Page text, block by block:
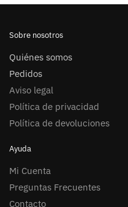
Sobre nosotros
Quiénes somos
Pedidos
Aviso legal
Política de privacidad
Política de devoluciones
Ayuda
Mi Cuenta
Preguntas Frecuentes
Contacto